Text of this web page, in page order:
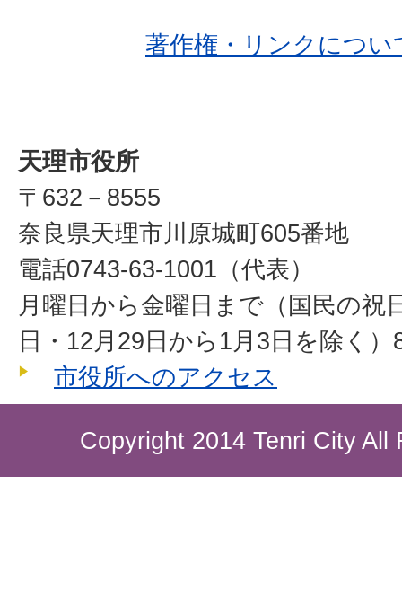
著作権・リンクについ
天理市役所
〒632－8555
奈良県天理市川原城町605番地
電話0743-63-1001（代表）
月曜日から金曜日まで（国民の祝
日・12月29日から1月3日を除く
市役所へのアクセス
Copyright 2014 Tenri City All